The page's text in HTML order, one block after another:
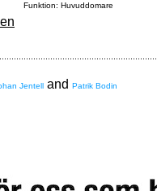
Funktion: Huvuddomare
Jentell and Patrik Bodin